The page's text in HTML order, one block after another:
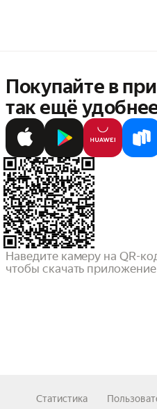
Покупайте в
так ещё
Наведите камеру на QR-
чтобы скачать приложение
Статистика